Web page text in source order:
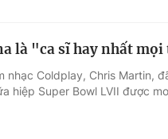
là "ca sĩ hay nhất
nhạc Coldplay, Chris Martin,
hiệp Super Bowl LVII được